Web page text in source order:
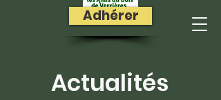
Adhérer
Actualités